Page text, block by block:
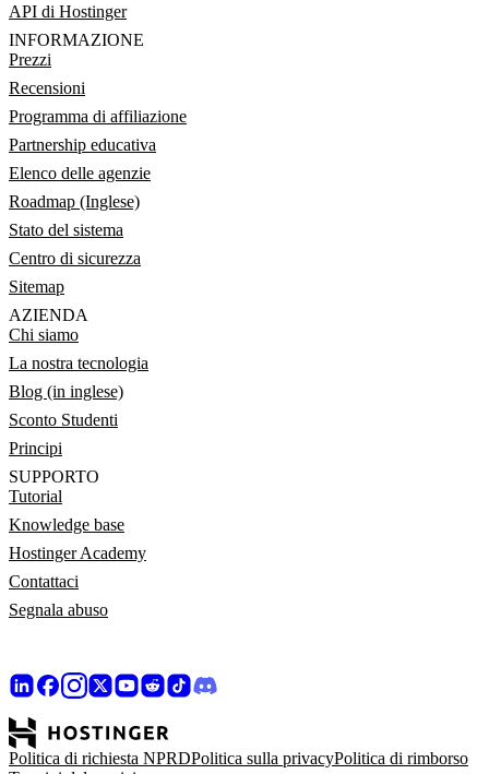
API di Hostinger
INFORMAZIONE
Prezzi
Recensioni
Programma di affiliazione
Partnership educativa
Elenco delle agenzie
Roadmap (Inglese)
Stato del sistema
Centro di sicurezza
Sitemap
AZIENDA
Chi siamo
La nostra tecnologia
Blog (in inglese)
Sconto Studenti
Principi
SUPPORTO
Tutorial
Knowledge base
Hostinger Academy
Contattaci
Segnala abuso
Politica di richiesta NPRDPolitica sulla privacyPolitica di rimborso